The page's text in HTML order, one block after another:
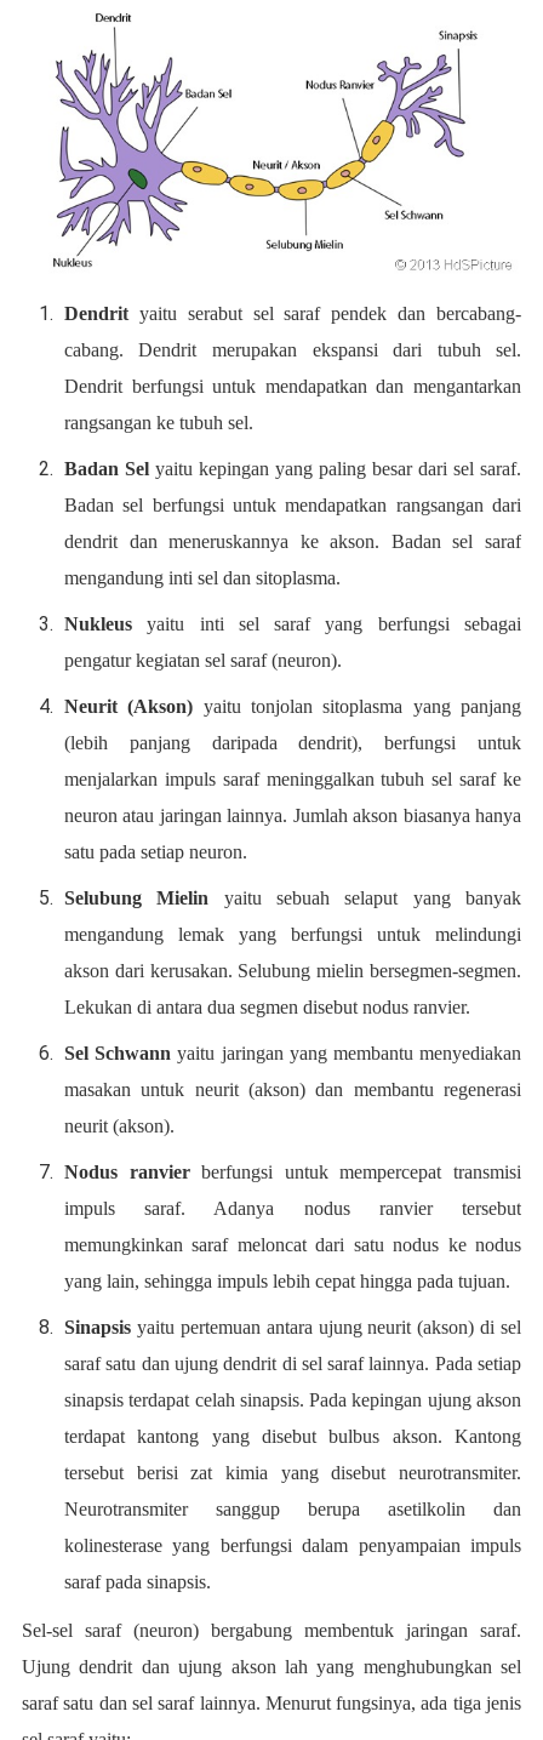
Dendrityaitu serabut sel saraf pendek dan bercabang-
cabang. Dendrit merupakan ekspansi dari tubuh sel.
Dendrit berfungsi untuk mendapatkan dan mengantarkan
rangsangan ke tubuh sel.
Badan Selyaitu kepingan yang paling besar dari sel saraf.
Badan sel berfungsi untuk mendapatkan rangsangan dari
dendrit dan meneruskannya ke akson. Badan sel saraf
mengandung inti sel dan sitoplasma.
Nukleusyaitu inti sel saraf yang berfungsi sebagai
pengatur kegiatan sel saraf (neuron).
Neurit (Akson) yaitu tonjolan sitoplasma yang panjang
(lebih panjang daripada dendrit), berfungsi untuk
menjalarkan impuls saraf meninggalkan tubuh sel saraf ke
neuron atau jaringan lainnya. Jumlah akson biasanya hanya
satu pada setiap neuron.
Selubung Mielin yaitu sebuah selaput yang banyak
mengandung lemak yang berfungsi untuk melindungi
akson dari kerusakan. Selubung mielin bersegmen-segmen.
Lekukan di antara dua segmen disebut nodus ranvier.
Sel Schwann yaitu jaringan yang membantu menyediakan
masakan untuk neurit (akson) dan membantu regenerasi
neurit (akson).
Nodus ranvierberfungsi untuk mempercepat transmisi
impuls saraf. Adanya nodus ranvier tersebut
memungkinkan saraf meloncat dari satu nodus ke nodus
yang lain, sehingga impuls lebih cepat hingga pada tujuan.
Sinapsisyaitu pertemuan antara ujung neurit (akson) di sel
saraf satu dan ujung dendrit di sel saraf lainnya. Pada setiap
sinapsis terdapat celah sinapsis. Pada kepingan ujung akson
terdapat kantong yang disebut bulbus akson. Kantong
tersebut berisi zat kimia yang disebut neurotransmiter.
Neurotransmiter sanggup berupa asetilkolin dan
kolinesterase yang berfungsi dalam penyampaian impuls
saraf pada sinapsis.
Sel-sel saraf (neuron) bergabung membentuk jaringan saraf.
Ujung dendrit dan ujung akson lah yang menghubungkan sel
saraf satu dan sel saraf lainnya. Menurut fungsinya, ada tiga jenis